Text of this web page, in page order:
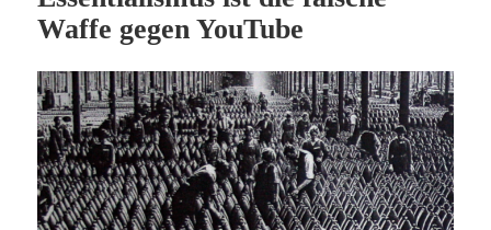
Waffe gegen YouTube